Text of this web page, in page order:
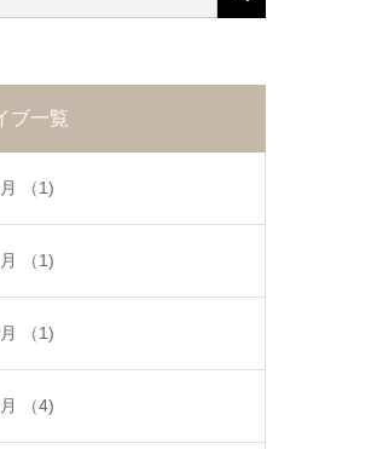
ブ一覧
（1)
（1)
（1)
（4)